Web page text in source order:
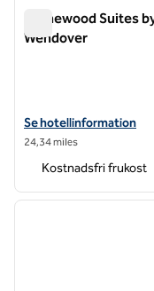
Homewood Suites
Wendover
Visa hotelluppgifter för
Se hotellinformation
24,34 miles
Kostnadsfri frukost
1 av 12